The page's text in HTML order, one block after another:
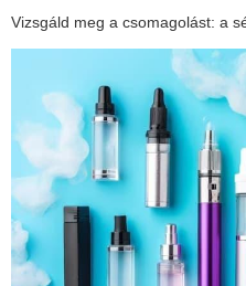
Vizsgáld meg a csomagolást: a